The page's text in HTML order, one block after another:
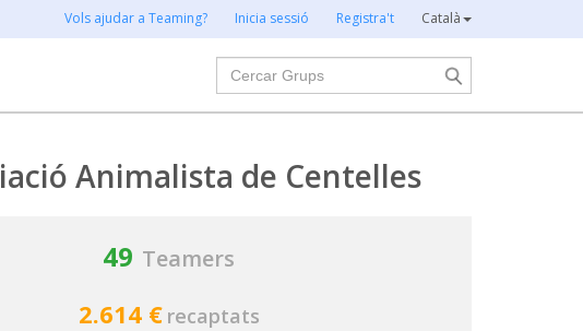
Vols ajudar a Teaming? Inicia sessió Registra't Català
Cercar
Animalista de Centelles
49 Teamers
2.614 € recaptats